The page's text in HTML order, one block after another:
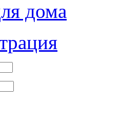
дома